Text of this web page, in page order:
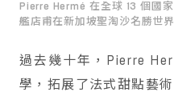
Pierre Hermé 在全球 13 個國
艦店甫在新加坡聖淘沙名勝世界
過去幾十年，Pierre
學，拓展了法式甜點藝